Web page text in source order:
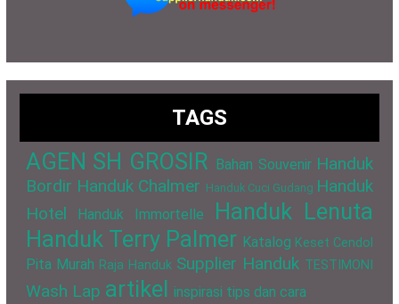
TAGS
AGEN SH GROSIR Bahan Souvenir Handuk
Bordir Handuk Chalmer Handuk Cuci Gudang Handuk
Hotel
Handuk Immortelle
Handuk Lenuta
Handuk Terry Palmer Katalog Keset Cendol
Pita Murah Raja Handuk Supplier Handuk TESTIMONI
Wash Lap artikel inspirasi tips dan cara